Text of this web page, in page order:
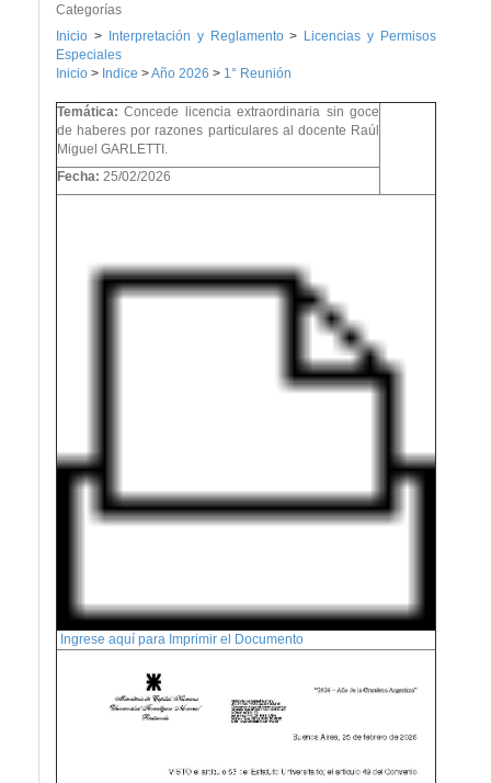
Categorías
Inicio > Interpretación y Reglamento> Licencias y Permisos
Especiales
Inicio > Indice >Año 2026 > 1° Reunión
Temática: Concede licencia extraordinaria sin goce
de haberes por razones particulares al docente Raúl
Miguel GARLETTI.
Fecha: 25/02/2026
Ingrese aquí para Imprimir el Documento